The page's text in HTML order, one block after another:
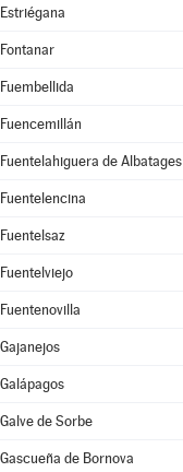
Estriégana
Fontanar
Fuembellida
Fuencemillán
Fuentelahiguera de Albatages
Fuentelencina
Fuentelsaz
Fuentelviejo
Fuentenovilla
Gajanejos
Galápagos
Galve de Sorbe
Gascueña de Bornova